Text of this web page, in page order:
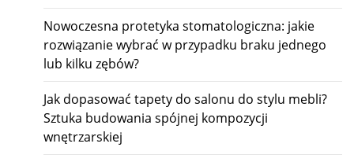
Nowoczesna protetyka stomatologiczna: jakie
rozwiązanie wybrać w przypadku braku jednego
lub kilku zębów?
Jak dopasować tapety do salonu do stylu mebli?
Sztuka budowania spójnej kompozycji
wnętrzarskiej